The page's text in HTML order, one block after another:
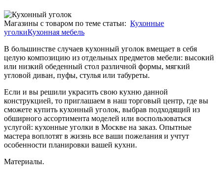
Магазины с товаром по теме статьи: Кухонные
уголкиКухонная мебель
В большинстве случаев кухонный уголок вмещает в себя
целую композицию из отдельных предметов мебели: высокий
или низкий обеденный стол различной формы, мягкий
угловой диван, пуфы, стулья или табуреты.
Если и вы решили украсить свою кухню данной
конструкцией, то приглашаем в наш торговый центр, где вы
сможете купить кухонный уголок, выбрав подходящий из
обширного ассортимента моделей или воспользоваться
услугой: кухонные уголки в Москве на заказ. Опытные
мастера воплотят в жизнь все ваши пожелания и учтут
особенности планировки вашей кухни.
Материалы.